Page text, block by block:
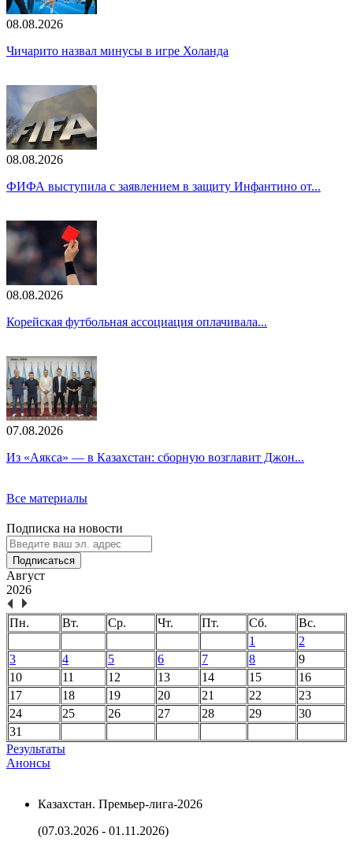
08.08.2026
Чичарито назвал минусы в игре Холанда
08.08.2026
ФИФА выступила с заявлением в защиту Инфантино от...
08.08.2026
Корейская футбольная ассоциация оплачивала...
07.08.2026
Из «Аякса» — в Казахстан: сборную возглавит Джон...
Все материалы
Подписка на новости
Подписаться
Август
2026
Пн. Вт. Ср. Чт. Пт. Сб.
Вс.
1
2
3
4 5 6 7 8
9
10
11 12 13 14 15
16
17
18 19 20 21 22
23
24
25 26 27 28 29
30
31
Результаты
Анонсы
Казахстан. Премьер-лига-2026
(07.03.2026 - 01.11.2026)